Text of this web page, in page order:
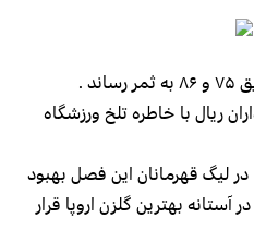
.
ريال با خاطره تلخ ورزشگاه
ليگ قهرمانان اين فصل بهبود
در ۱۱ مسابقه در آستانه بهترين گلزن اروپا قرار